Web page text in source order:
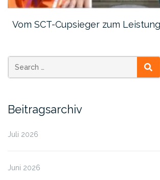
Vom SCT-Cupsieger zum
Beitragsarchiv
Juli 2026
Juni 2026